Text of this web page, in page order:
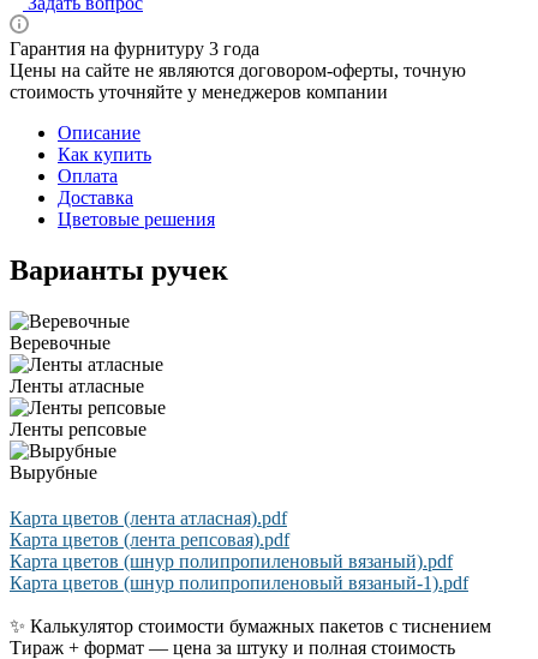
Гарантия на фурнитуру 3 года
Цены на сайте не являются договором-оферты, точную
стоимость уточняйте у менеджеров компании
Описание
Как купить
Оплата
Доставка
Цветовые решения
Варианты ручек
Веревочные
Ленты атласные
Ленты репсовые
Вырубные
Карта цветов (лента атласная).pdf
Карта цветов (лента репсовая).pdf
Карта цветов (шнур полипропиленовый вязаный).pdf
Карта цветов (шнур полипропиленовый вязаный-1).pdf
✨ Калькулятор стоимости бумажных пакетов с тиснением
Тираж + формат — цена за штуку и полная стоимость